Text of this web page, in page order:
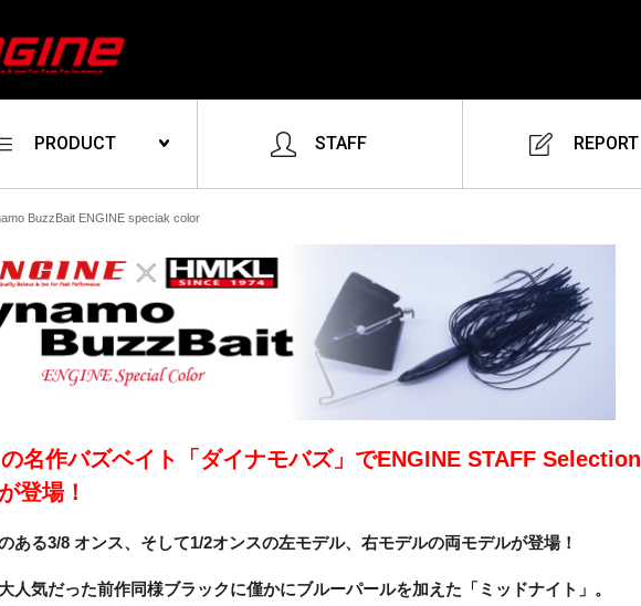
PRODUCT STAFF REPORT
BuzzBait ENGINE speciak color
名作バズベイト「ダイナモバズ」でENGINE STAFF Selection
登場！
ある3/8 オンス、そして1/2オンスの左モデル、右モデルの両モデルが登場！
人気だった前作同様ブラックに僅かにブルーパールを加えた「ミッドナイト」。